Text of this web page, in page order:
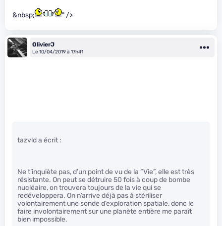
&nbsp; " />
OlivierJ
Le 10/04/2019 à 17h41
tazvld a écrit :
Ne t’inquiète pas, d’un point de vu de la “Vie”, elle est très
résistante. On peut se détruire 50 fois à coup de bombe
nucléaire, on trouvera toujours de la vie qui se
redéveloppera. On n’arrive déjà pas à stériliser
volontairement une sonde d’exploration spatiale, donc le
faire involontairement sur une planète entière me paraît
bien impossible.